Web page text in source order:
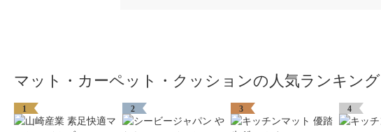
マット・カーペット・クッションの人気ランキング
1 2 3 4